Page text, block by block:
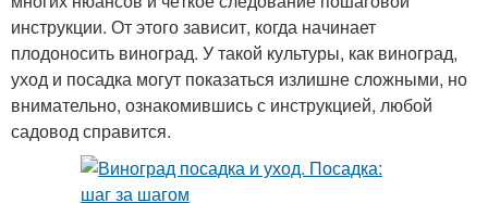
инструкции. От этого зависит, когда начинает
плодоносить виноград. У такой культуры, как виноград,
уход и посадка могут показаться излишне сложными, но
внимательно, ознакомившись с инструкцией, любой
садовод справится.